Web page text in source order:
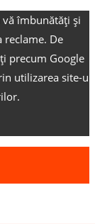
îmbunătăți și
reclame. De
precum Google
utilizarea site-